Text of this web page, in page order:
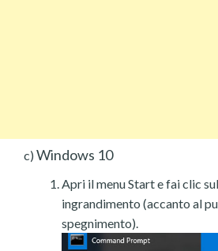
c) Windows 10
Apri il menu Start e fai clic
ingrandimento (accanto al
spegnimento).